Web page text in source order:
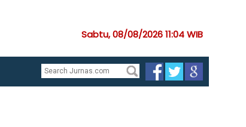
Sabtu, 08/08/2026 11:04 WIB